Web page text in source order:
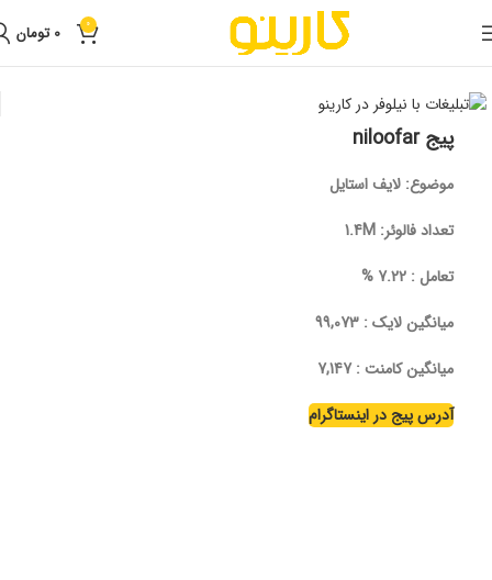
0
0 تومان
تبلیغات اینستاگرام اینفلوئنسر
پیج niloofar
موضوع: لایف استایل
تعداد فالوئر:
1.4M
تعامل : 7.22 %
میانگین لایک : 99,073
میانگین کامنت : 7,147
آدرس پیج در اینستاگرام